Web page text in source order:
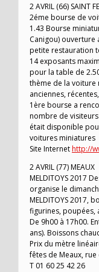
2 AVRIL (66) SAINT
2éme bourse de
1.43 Bourse
Canigou) ouverture
petite restauration
14 exposants
pour la table de
thème de la voiture
anciennes,
1ère bourse a
nombre de
était disponible
voitures miniatures
Site Internethttp://
2 AVRIL (77) MEAUX
MELDITOYS 2017
organise le
MELDITOYS 2017,
figurines, poupées,
De 9h00 à 17h00.
ans). Boissons
Prix du mètre
fêtes de Meaux, rue
T 01 60 25 42 26